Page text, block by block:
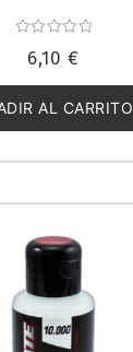
con
de
5
6,10 €
AL CARRITO